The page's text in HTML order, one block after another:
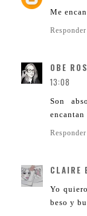
Me
Responder
OBE
13:08
Son
encantan
Responder
CLAIRE
Yo
beso y